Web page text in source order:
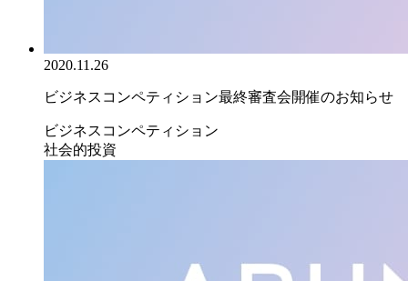
2020.11.26
ビジネスコンペティション最終審査会開催のお知らせ
ビジネスコンペティション
社会的投資